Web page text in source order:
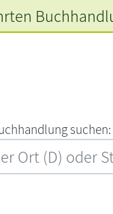
‍s‍u‍c‍h‍e‍n‍:‍